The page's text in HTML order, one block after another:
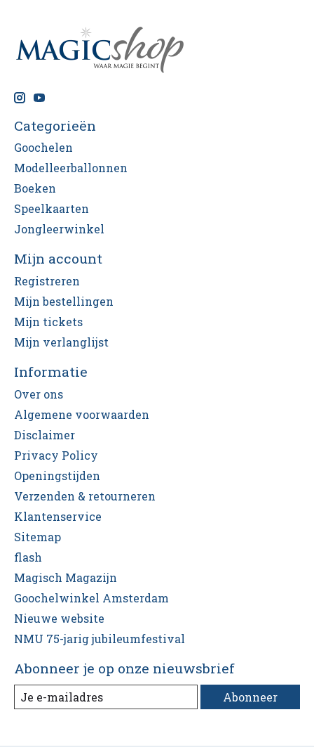
Categorieën
Goochelen
Modelleerballonnen
Boeken
Speelkaarten
Jongleerwinkel
Mijn account
Registreren
Mijn bestellingen
Mijn tickets
Mijn verlanglijst
Informatie
Over ons
Algemene voorwaarden
Disclaimer
Privacy Policy
Openingstijden
Verzenden & retourneren
Klantenservice
Sitemap
flash
Magisch Magazijn
Goochelwinkel Amsterdam
Nieuwe website
NMU 75-jarig jubileumfestival
Abonneer je op onze nieuwsbrief
Abonneer